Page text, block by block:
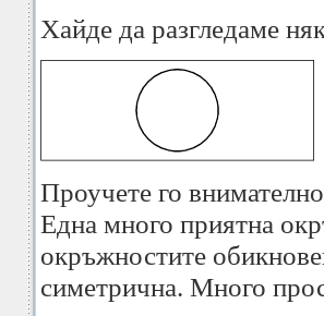
Хайде да разгледаме
Проучете го
Една много приятна
окръжностите
симетрична. Много